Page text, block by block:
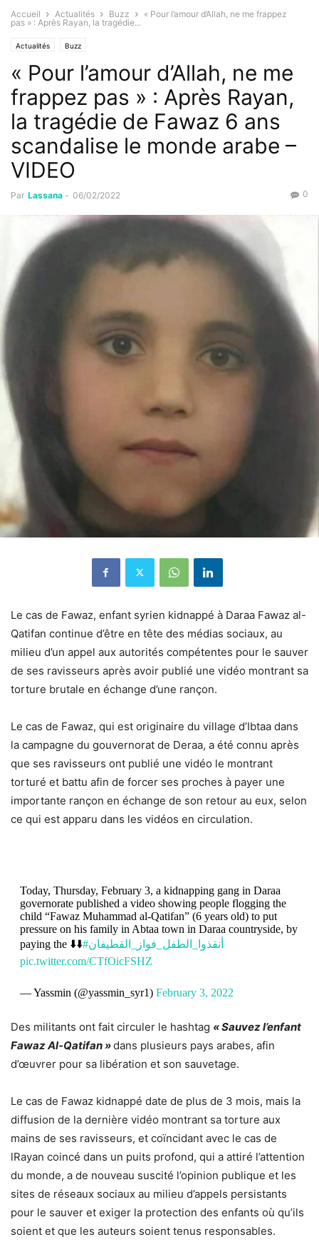
Accueil Actualités Buzz
« Pour l’amour d’Allah, ne me frappez
pas » : Après Rayan, la tragédie...
Actualités Buzz
« Pour l’amour d’Allah, ne me
frappez pas » : Après Rayan,
la tragédie de Fawaz 6 ans
scandalise le monde arabe –
VIDEO
Par Lassana - 06/02/2022 0
Le cas de Fawaz, enfant syrien kidnappé à Daraa Fawaz al-
Qatifan continue d’être en tête des médias sociaux, au
milieu d’un appel aux autorités compétentes pour le sauver
de ses ravisseurs après avoir publié une vidéo montrant sa
torture brutale en échange d’une rançon.
Le cas de Fawaz, qui est originaire du village d’Ibtaa dans
la campagne du gouvernorat de Deraa, a été connu après
que ses ravisseurs ont publié une vidéo le montrant
torturé et battu afin de forcer ses proches à payer une
importante rançon en échange de son retour au eux, selon
ce qui est apparu dans les vidéos en circulation.
Today, Thursday, February 3, a kidnapping gang in Daraa
governorate published a video showing people flogging the
child “Fawaz Muhammad al-Qatifan” (6 years old) to put
pressure on his family in Abtaa town in Daraa countryside, by
paying the ⬇️⬇️ #أنقذوا_الطفل_فواز_القطيفان
pic.twitter.com/CTfOicFSHZ
— Yassmin (@yassmin_syr1) February 3, 2022
Des militants ont fait circuler le hashtag « Sauvez l’enfant
Fawaz Al-Qatifan »dans plusieurs pays arabes, afin
d’œuvrer pour sa libération et son sauvetage.
Le cas de Fawaz kidnappé date de plus de 3 mois, mais la
diffusion de la dernière vidéo montrant sa torture aux
mains de ses ravisseurs, et coïncidant avec le cas de
lRayan coincé dans un puits profond, qui a attiré l’attention
du monde, a de nouveau suscité l’opinion publique et les
sites de réseaux sociaux au milieu d’appels persistants
pour le sauver et exiger la protection des enfants où qu’ils
soient et que les auteurs soient tenus responsables.